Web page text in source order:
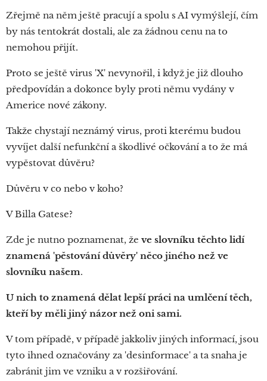
Zřejmě na něm ještě pracují a spolu s AI vymýšlejí, čím
by nás tentokrát dostali, ale za žádnou cenu na to
nemohou přijít.
Proto se ještě virus 'X' nevynořil, i když je již dlouho
předpovídán a dokonce byly proti němu vydány v
Americe nové zákony.
Takže chystají neznámý virus, proti kterému budou
vyvíjet další nefunkční a škodlivé očkování a to že má
vypěstovat důvěru?
Důvěru v co nebo v koho?
V Billa Gatese?
Zde je nutno poznamenat, že ve slovníku těchto lidí
znamená 'pěstování důvěry' něco jiného než ve
slovníku našem.
U nich to znamená dělat lepší práci na umlčení těch,
kteří by měli jiný názor než oni sami.
V tom případě, v případě jakkoliv jiných informací, jsou
tyto ihned označovány za 'desinformace' a ta snaha je
zabránit jim ve vzniku a v rozšiřování.